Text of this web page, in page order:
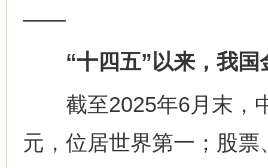
——
“十四五”以来，我国
截至2025年6月末，
元，位居世界第一；股